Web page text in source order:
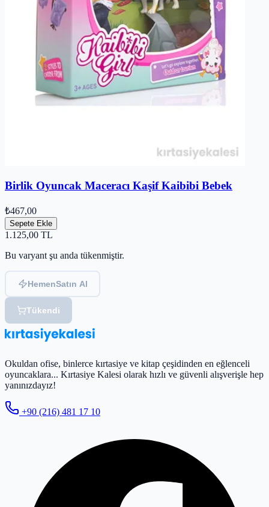
Birlik Oyuncak Maceracı Kaşif Kaibibi Bebek
₺467,00
Sepete Ekle
1.125,00 TL
Bu varyant şu anda tükenmiştir.
HemenSatın Al
Tükendi
Okuldan ofise, binlerce kırtasiye ve kitap çeşidinden en eğlenceli
oyuncaklara... Kırtasiye Kalesi olarak hızlı ve güvenli alışverişle hep
yanınızdayız!
+90 (216) 481 17 10